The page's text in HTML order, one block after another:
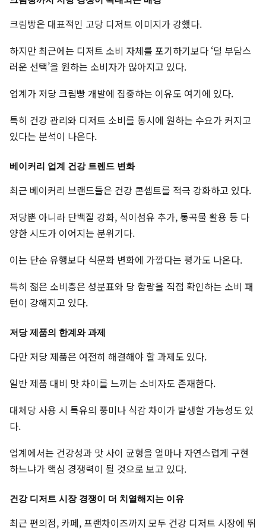
크림빵은 대표적인 고당 디저트 이미지가 강했다.
하지만 최근에는 디저트 소비 자체를 포기하기보다 ‘덜 부담스
러운 선택’을 원하는 소비자가 많아지고 있다.
업계가 저당 크림빵 개발에 집중하는 이유도 여기에 있다.
특히 건강 관리와 디저트 소비를 동시에 원하는 수요가 커지고
있다는 분석이 나온다.
베이커리 업계 건강 트렌드 변화
최근 베이커리 브랜드들은 건강 콘셉트를 적극 강화하고 있다.
저당뿐 아니라 단백질 강화, 식이섬유 추가, 통곡물 활용 등 다
양한 시도가 이어지는 분위기다.
이는 단순 유행보다 식문화 변화에 가깝다는 평가도 나온다.
특히 젊은 소비층은 성분표와 당 함량을 직접 확인하는 소비 패
턴이 강해지고 있다.
저당 제품의 한계와 과제
다만 저당 제품은 여전히 해결해야 할 과제도 있다.
일반 제품 대비 맛 차이를 느끼는 소비자도 존재한다.
대체당 사용 시 특유의 풍미나 식감 차이가 발생할 가능성도 있
다.
업계에서는 건강성과 맛 사이 균형을 얼마나 자연스럽게 구현
하느냐가 핵심 경쟁력이 될 것으로 보고 있다.
건강 디저트 시장 경쟁이 더 치열해지는 이유
최근 편의점, 카페, 프랜차이즈까지 모두 건강 디저트 시장에 뛰